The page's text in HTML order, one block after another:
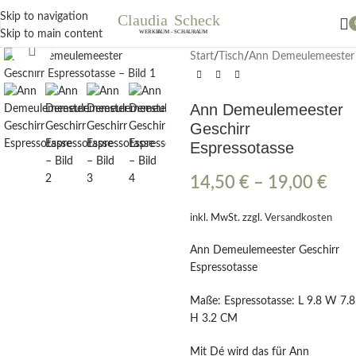
Skip to navigation
Skip to main content
Nächster Workshop Papierblumen, Sonntag 19. Juli / 11 Uhr
Klick zum Vergrößern
Start/ Tisch/Ann Demeulemeester
Ann Demeulemeester
Geschirr
Espressotasse
14,50 € – 19,00 €
inkl. MwSt. zzgl. Versandkosten
Ann Demeulemeester Geschirr
Espressotasse
Maße: Espressotasse: L 9.8 W 7.8
H 3.2 CM
Mit Dé wird das für Ann